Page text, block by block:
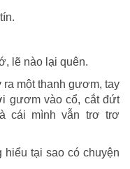
lẽ nào lại quên.
một thanh gươm, tay
gươm vào cổ, cắt đứt
cái mình vẫn trơ trơ
hiểu tại sao có chuyện